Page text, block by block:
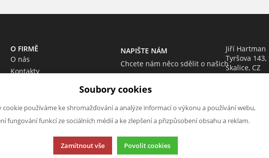
O FIRMĚ
O nás
Kontakty
NAPIŠTE NÁM
Chcete nám něco sdělit o našich
Neváhejte napsat.
Chci napsat zprávu
Jiří Hartman
Tyršova 143,
Skalice, CZ
Obchodní
Krajského
Králové,
Soubory cookies
cookie používáme ke shromažďování a analýze informací o výkonu a používání webu,
fungování funkcí ze sociálních médií a ke zlepšení a přizpůsobení obsahu a reklam.
Zamítnout vše Povolit cookies